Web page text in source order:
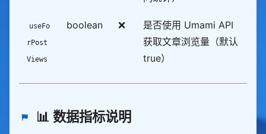
useFo
rPost
Views
boolean ❌
是否使用 Umami API
获取文章浏览量（默认
true）
📊 数据指标说明